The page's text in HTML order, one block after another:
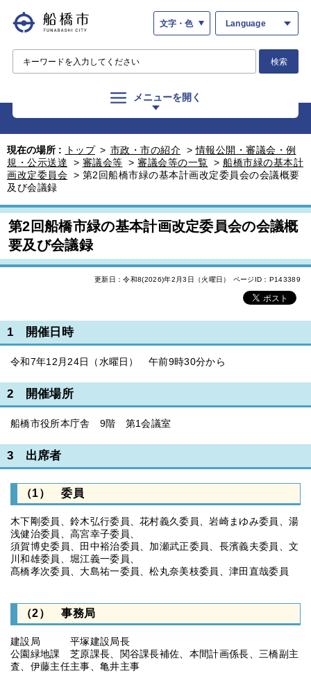
文字・色 Language
検索
メニューを開く
現在の場所 : トップ > 市政・市の紹介 >情報公開・審議会・例
規・公示送達
> 審議会等 > 審議会等の一覧 > 船橋市緑の基本計
画改定委員会 > 第2回船橋市緑の基本計画改定委員会の会議概要
及び会議録
第2回船橋市緑の基本計画改定委員会の会議概
要及び会議録
更新日：令和8(2026)年2月3日（火曜日） ページID：P143389
1 開催日時
令和7年12月24日（水曜日） 午前9時30分から
2 開催場所
船橋市役所本庁舎 9階 第1会議室
3 出席者
（1） 委員
木下剛委員、鈴木弘行委員、花村義久委員、岩崎まゆみ委員、湯
浅健治委員、高宮幸子委員、
須賀博史委員、田中裕治委員、加瀬武正委員、長濱義夫委員、文
川和雄委員、堀江義一委員、
髙橋孝次委員、大島祐一委員、松丸奈美枝委員、津田直哉委員
（2） 事務局
建設局 平塚建設局長
公園緑地課 芝原課長、関谷課長補佐、本間計画係長、三橋副主
査、伊藤主任主事、亀井主事